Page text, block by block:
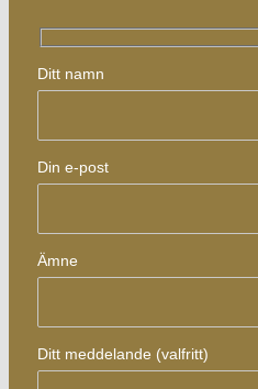
Ditt namn
Din e-post
Ämne
Ditt meddelande (valfritt)